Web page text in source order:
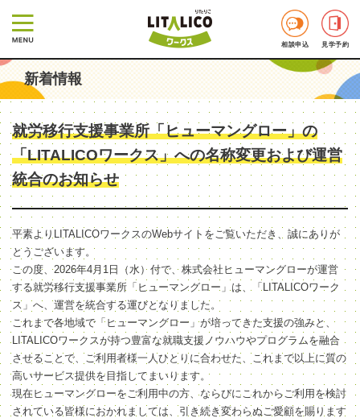
相談申込 見学予約
新着情報
就労移行支援事業所「ヒューマングロー」の
「LITALICOワークス」への名称変更および運営
統合のお知らせ
平素よりLITALICOワークスのWebサイトをご覧いただき、誠にありが
とうございます。
この度、2026年4月1日（水）付で、株式会社ヒューマングローが運営
する就労移行支援事業所「ヒューマングロー」は、「LITALICOワーク
ス」へ、運営を統合する運びとなりました。
これまで各地域で「ヒューマングロー」が培ってきた支援の強みと、
LITALICOワークスが持つ豊富な就職支援ノウハウやプログラムを融合
させることで、ご利用者様一人ひとりに合わせた、これまで以上に質の
高いサービス提供を目指してまいります。
現在ヒューマングローをご利用中の方、ならびにこれからご利用を検討
されている皆様におかれましては、引き続き変わらぬご愛顧を賜ります